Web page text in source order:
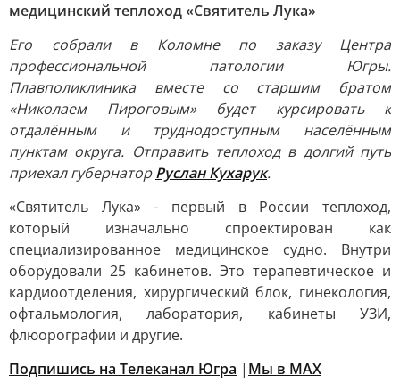
медицинский теплоход «Святитель Лука»
Его собрали в Коломне по заказу Центра
профессиональной патологии Югры.
Плавполиклиника вместе со старшим братом
«Николаем Пироговым» будет курсировать к
отдалённым и труднодоступным населённым
пунктам округа. Отправить теплоход в долгий путь
приехал губернаторРуслан Кухарук.
«Святитель Лука» - первый в России теплоход,
который изначально спроектирован как
специализированное медицинское судно. Внутри
оборудовали 25 кабинетов. Это терапевтическое и
кардиоотделения, хирургический блок, гинекология,
офтальмология, лаборатория, кабинеты УЗИ,
флюорографии и другие.
Подпишись на Телеканал Югра | Мы в MAX